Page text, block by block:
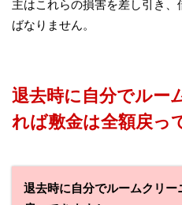
主はこれらの損害を差し引き
ばなりません。
退去時に自分でルー
れば敷金は全額戻っ
退去時に自分でルームクリ